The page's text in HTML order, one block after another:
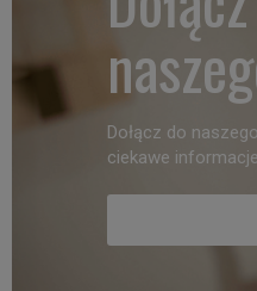
Dołącz do
ciekawe